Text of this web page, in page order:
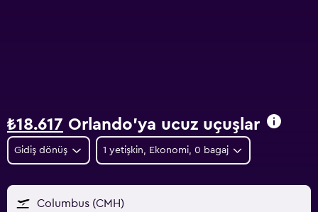
₺18.617 Orlando'ya ucuz uçuşlar
Gidiş dönüş 1 yetişkin, Ekonomi, 0 bagaj
Columbus (CMH)